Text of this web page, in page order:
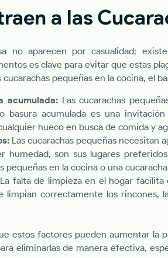
a las
no aparecen por casualidad;
es clave para evitar que estas
pequeñas en la cocina, el
acumulada: Las cucarachas
basura acumulada es una
hueco en busca de comida y
Las cucarachas pequeñas necesitan
humedad, son sus lugares
pequeñas en la cocina o una
La falta de limpieza en el hogar
limpian correctamente los rincones,
estos factores pueden aumentar la
eliminarlas de manera efectiva,